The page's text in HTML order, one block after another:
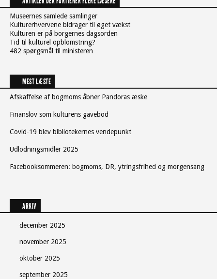
Museernes samlede samlinger
Kulturerhvervene bidrager til øget vækst
Kulturen er på borgernes dagsorden
Tid til kulturel opblomstring?
482 spørgsmål til ministeren
MEST LÆSTE
Afskaffelse af bogmoms åbner Pandoras æske
Finanslov som kulturens gavebod
Covid-19 blev bibliotekernes vendepunkt
Udlodningsmidler 2025
Facebooksommeren: bogmoms, DR, ytringsfrihed og morgensang
ARKIV
december 2025
november 2025
oktober 2025
september 2025